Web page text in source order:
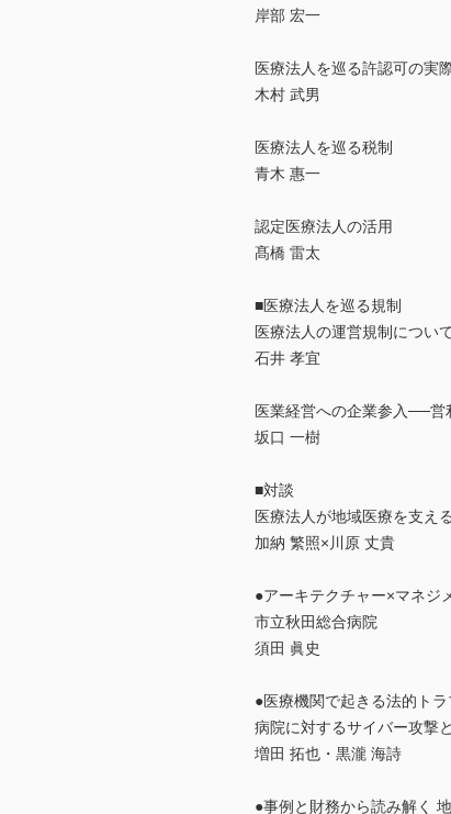
岸部 宏一
医療法人を巡る許認可の実
木村 武男
医療法人を巡る税制
青木 惠一
認定医療法人の活用
髙橋 雷太
■医療法人を巡る規制
医療法人の運営規制につい
石井 孝宜
医業経営への企業参入──営
坂口 一樹
■対談
医療法人が地域医療を支える
加納 繁照×川原 丈貴
●アーキテクチャー×マネジ
市立秋田総合病院
須田 眞史
●医療機関で起きる法的トラ
病院に対するサイバー攻撃
増田 拓也・黒瀧 海詩
●事例と財務から読み解く